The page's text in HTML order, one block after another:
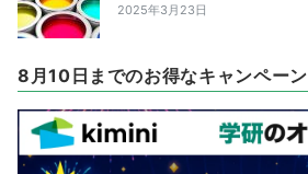
2025年3月23日
8月10日までのお得なキャンペーン